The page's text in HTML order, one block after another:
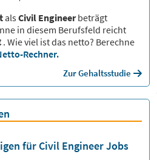
alsCivil Engineerbeträgt
in diesem Berufsfeld reicht
. Wie viel ist das netto? Berechne
Rechner.
Zur Gehaltsstudie
für Civil Engineer Jobs